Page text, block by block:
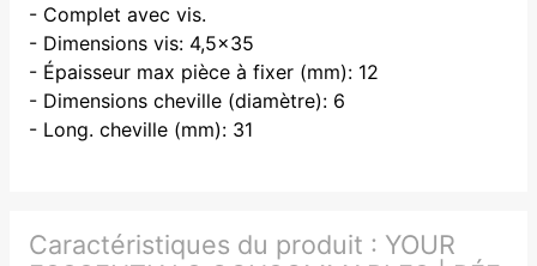
- Complet avec vis.
- Dimensions vis: 4,5x35
- Épaisseur max pièce à fixer (mm): 12
- Dimensions cheville (diamètre): 6
- Long. cheville (mm): 31
Caractéristiques du produit : YOUR